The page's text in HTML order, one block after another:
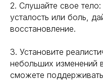
2. Слушайте свое тело:
усталость или боль,
восстановление.
3. Установите
небольших изменений
сможете